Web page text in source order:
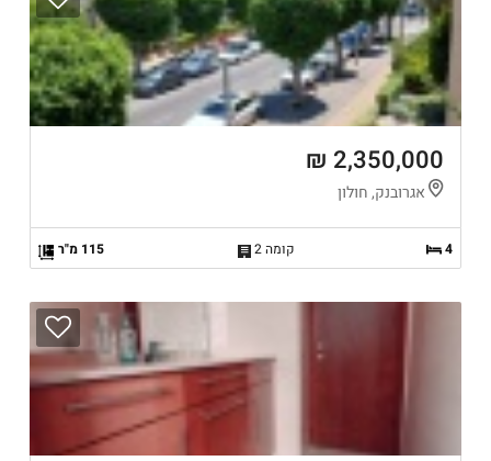
2,350,000 ₪
אגרובנק, חולון
4 קומה 2 115 מ"ר